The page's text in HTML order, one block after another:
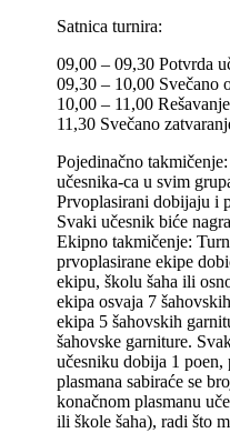
Satnica turnira:
09,00 – 09,30 Potvrda
09,30 – 10,00 Svečano
10,00 – 11,00
11,30 Svečano
Pojedinačno
učesnika-ca u svim
Prvoplasirani dobijaju i
Svaki učesnik biće
Ekipno takmičenje:
prvoplasirane ekipe
ekipu, školu šaha ili
ekipa osvaja 7
ekipa 5 šahovskih
šahovske garniture.
učesniku dobija 1
plasmana sabiraće se
konačnom plasmanu
ili škole šaha), radi što